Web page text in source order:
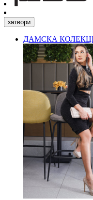
затвори
ДАМСКА